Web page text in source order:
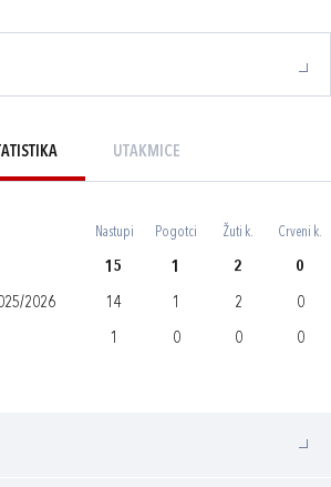
UTAKMICE
Nastupi Pogotci Žuti k. Crveni k.
15 1 2 0
2026 14 1 2 0
1 0 0 0